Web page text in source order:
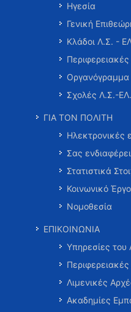
Ηγεσία
Γενική
Κλάδοι Λ.Σ. -
Σχολές Λ.Σ.-
ΓΙΑ ΤΟΝ ΠΟΛΙΤΗ
Ηλεκτρονικές
Σας ενδιαφέρει
Στατιστικά
Κοινωνικό
Νομοθεσία
ΕΠΙΚΟΙΝΩΝΙΑ
Υπηρεσίες του
Λιμενικές
Ακαδημίες